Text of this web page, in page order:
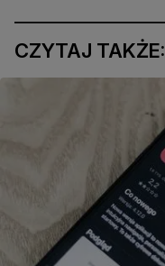
CZYTAJ TAKŻE: